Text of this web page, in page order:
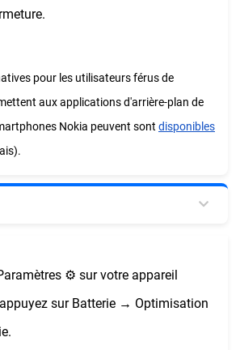
pour les utilisateurs férus de
aux applications d'arrière-plan de
Nokia peuvent sont disponibles
⚙︎ sur votre appareil
sur Batterie → Optimisation